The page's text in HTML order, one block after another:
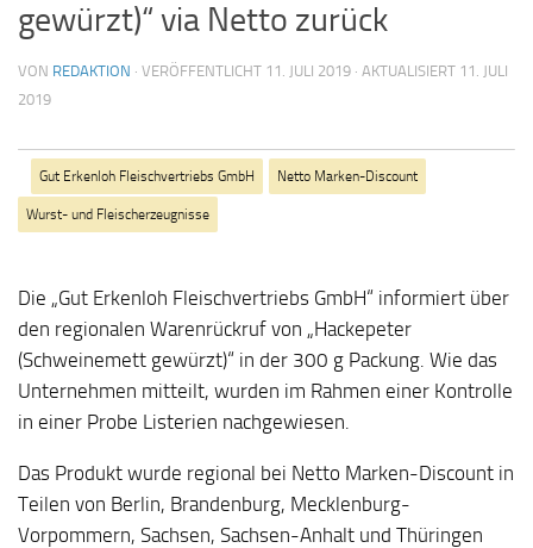
gewürzt)“ via Netto zurück
VON REDAKTION · VERÖFFENTLICHT 11. JULI 2019 · AKTUALISIERT 11. JULI
2019
Gut Erkenloh Fleischvertriebs GmbH Netto Marken-Discount
Wurst- und Fleischerzeugnisse
Die „Gut Erkenloh Fleischvertriebs GmbH“ informiert über
den regionalen Warenrückruf von „Hackepeter
(Schweinemett gewürzt)“ in der 300 g Packung. Wie das
Unternehmen mitteilt, wurden im Rahmen einer Kontrolle
in einer Probe Listerien nachgewiesen.
Das Produkt wurde regional bei Netto Marken-Discount in
Teilen von Berlin, Brandenburg, Mecklenburg-
Vorpommern, Sachsen, Sachsen-Anhalt und Thüringen